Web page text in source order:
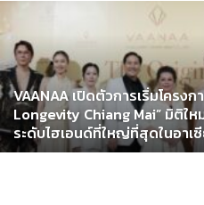
VAANAA เปิดตัวการเริ่มโครงก
Longevity Chiang Mai” มิติใ
ระดับไฮเอนด์ที่ใหญ่ที่สุดในอาเ